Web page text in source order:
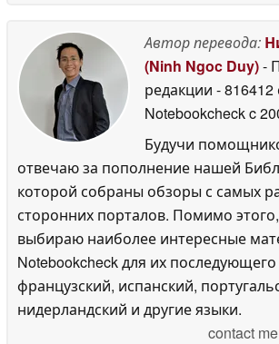
Автор перевода:
(Ninh Ngoc Duy)-
редакции - 816412
Notebookcheckc
Будучи
отвечаю за пополнение нашей
которой собраны обзоры с самых
сторонних порталов. Помимо
выбираю наиболее интересные
Notebookcheck для их
французский, испанский,
нидерландский и другие языки.
contact